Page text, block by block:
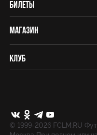
Билеты
Магазин
Клуб
© 1999-2026 FCLM.RU